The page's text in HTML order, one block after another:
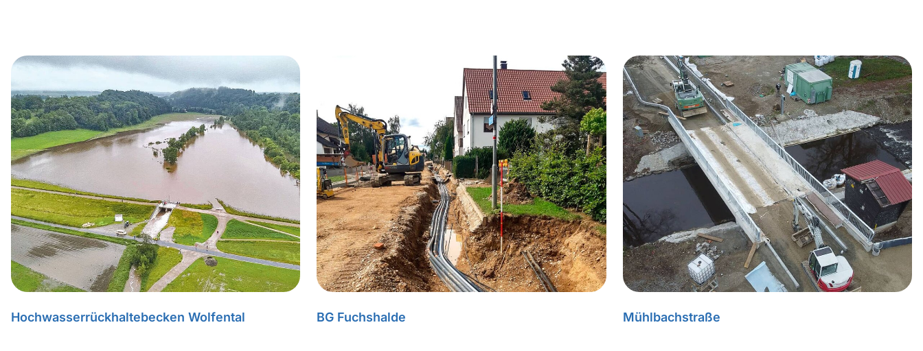
Hochwasserrückhaltebecken Wolfental BG Fuchshalde Mühlbachstraße